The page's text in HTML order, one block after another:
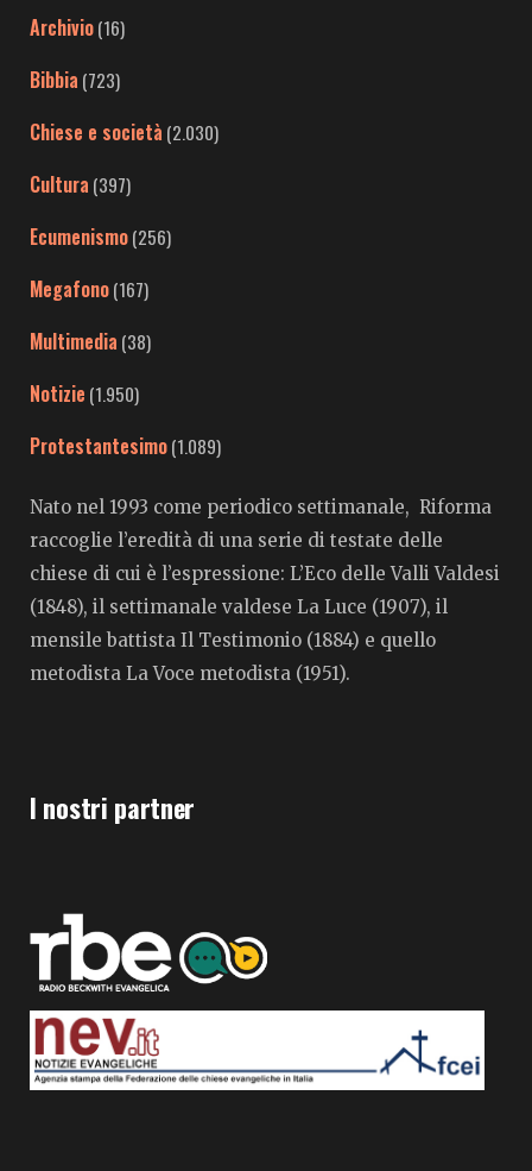
Archivio(16)
Bibbia (723)
Chiese e società (2.030)
Cultura (397)
Ecumenismo(256)
Megafono(167)
Multimedia (38)
Notizie (1.950)
Protestantesimo(1.089)
Nato nel 1993 come periodico settimanale, Riforma
raccoglie l’eredità di una serie di testate delle
chiese di cui è l’espressione: L’Eco delle Valli Valdesi
(1848), il settimanale valdese La Luce (1907), il
mensile battista Il Testimonio (1884) e quello
metodista La Voce metodista (1951).
I nostri partner